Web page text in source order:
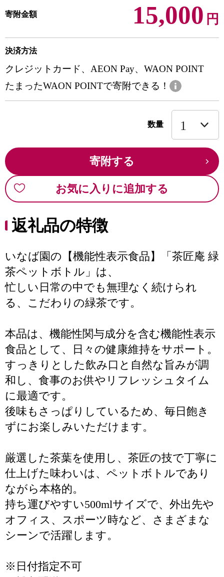
寄附金額 15,000 円
決済方法
クレジットカード、AEON Pay、WAON POINT
たまったWAON POINTで寄附できる！
数量
寄附する
お気に入りに追加する
返礼品の特徴
いなば園の【機能性表示食品】「茶匠庵 緑
茶ペットボトル」は、
忙しい日常の中でも無理なく続けられ
る、こだわりの緑茶です。
本品は、機能性関与成分を含む機能性表示
食品として、日々の健康維持をサポート。
すっきりとした飲み口と自然な旨みが調
和し、食事のお供やリフレッシュタイム
に最適です。
後味もさっぱりしているため、毎日飽き
ずにお楽しみいただけます。
厳選した茶葉を使用し、茶匠の技で丁寧に
仕上げた味わいは、ペットボトルであり
ながら本格的。
持ち運びやすい500mlサイズで、外出先や
オフィス、スポーツ時など、さまざまな
シーンで活躍します。
※日付指定不可